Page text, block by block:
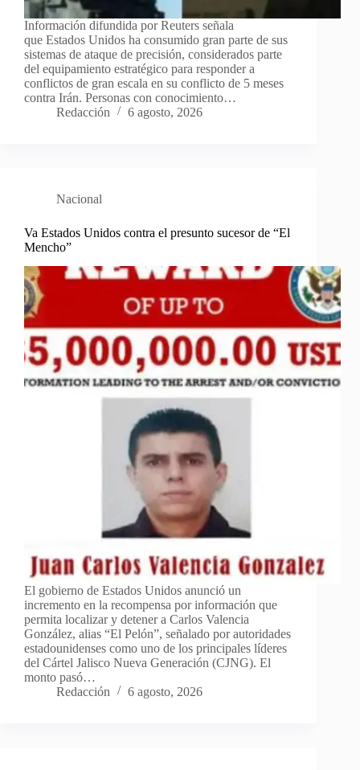
Información difundida por Reuters señala
que Estados Unidos ha consumido gran parte de sus
sistemas de ataque de precisión, considerados parte
del equipamiento estratégico para responder a
conflictos de gran escala en su conflicto de 5 meses
contra Irán. Personas con conocimiento…
Redacción
6 agosto, 2026
Nacional
Va Estados Unidos contra el presunto sucesor de “El
Mencho”
El gobierno de Estados Unidos anunció un
incremento en la recompensa por información que
permita localizar y detener a Carlos Valencia
González, alias “El Pelón”, señalado por autoridades
estadounidenses como uno de los principales líderes
del Cártel Jalisco Nueva Generación (CJNG). El
monto pasó…
Redacción
6 agosto, 2026